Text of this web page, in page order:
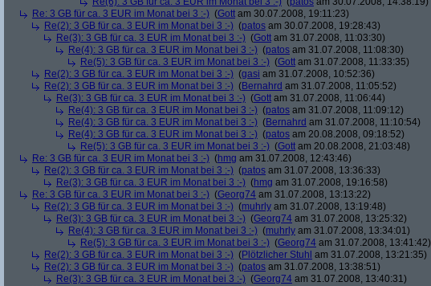
Re: 3 GB für ca. 3 EUR im Monat bei 3 :-) (Gott am 30.07.2008, 19:11:23)
Re(2): 3 GB für ca. 3 EUR im Monat bei 3 :-) (patos am 30.07.2008, 19:28:43)
Re(3): 3 GB für ca. 3 EUR im Monat bei 3 :-) (Gott am 31.07.2008, 11:03:30)
Re(4): 3 GB für ca. 3 EUR im Monat bei 3 :-) (patos am 31.07.2008, 11:08:30)
Re(5): 3 GB für ca. 3 EUR im Monat bei 3 :-) (Gott am 31.07.2008, 11:33:35)
Re(2): 3 GB für ca. 3 EUR im Monat bei 3 :-) (gasi am 31.07.2008, 10:52:36)
Re(2): 3 GB für ca. 3 EUR im Monat bei 3 :-) (Bernahrd am 31.07.2008, 11:05:52)
Re(3): 3 GB für ca. 3 EUR im Monat bei 3 :-) (Gott am 31.07.2008, 11:06:44)
Re(4): 3 GB für ca. 3 EUR im Monat bei 3 :-) (patos am 31.07.2008, 11:09:12)
Re(4): 3 GB für ca. 3 EUR im Monat bei 3 :-) (Bernahrd am 31.07.2008, 11:10:54)
Re(4): 3 GB für ca. 3 EUR im Monat bei 3 :-) (patos am 20.08.2008, 09:18:52)
Re(5): 3 GB für ca. 3 EUR im Monat bei 3 :-) (Gott am 20.08.2008, 21:03:48)
Re: 3 GB für ca. 3 EUR im Monat bei 3 :-) (hmg am 31.07.2008, 12:43:46)
Re(2): 3 GB für ca. 3 EUR im Monat bei 3 :-) (patos am 31.07.2008, 13:36:33)
Re(3): 3 GB für ca. 3 EUR im Monat bei 3 :-) (hmg am 31.07.2008, 19:16:58)
Re: 3 GB für ca. 3 EUR im Monat bei 3 :-) (Georg74 am 31.07.2008, 13:13:22)
Re(2): 3 GB für ca. 3 EUR im Monat bei 3 :-) (muhrly am 31.07.2008, 13:19:48)
Re(3): 3 GB für ca. 3 EUR im Monat bei 3 :-) (Georg74 am 31.07.2008, 13:25:32)
Re(4): 3 GB für ca. 3 EUR im Monat bei 3 :-) (muhrly am 31.07.2008, 13:34:01)
Re(5): 3 GB für ca. 3 EUR im Monat bei 3 :-) (Georg74 am 31.07.2008, 13:41:42)
Re(2): 3 GB für ca. 3 EUR im Monat bei 3 :-) (Plötzlicher Stuhl am 31.07.2008, 13:21:35)
Re(2): 3 GB für ca. 3 EUR im Monat bei 3 :-) (patos am 31.07.2008, 13:38:51)
Re(3): 3 GB für ca. 3 EUR im Monat bei 3 :-) (Georg74 am 31.07.2008, 13:40:31)